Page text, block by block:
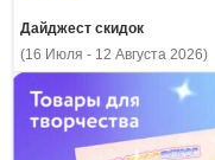
Дайджест скидок
(16 Июля - 12 Августа 2026)